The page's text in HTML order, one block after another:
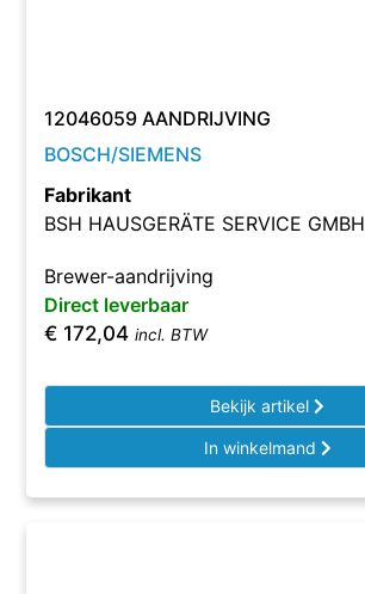
12046059 AANDRIJVING
BOSCH/SIEMENS
Fabrikant
BSH HAUSGERÄTE SERVICE GMBH
Brewer-aandrijving
Direct leverbaar
€ 172,04 incl. BTW
Bekijk artikel
In winkelmand